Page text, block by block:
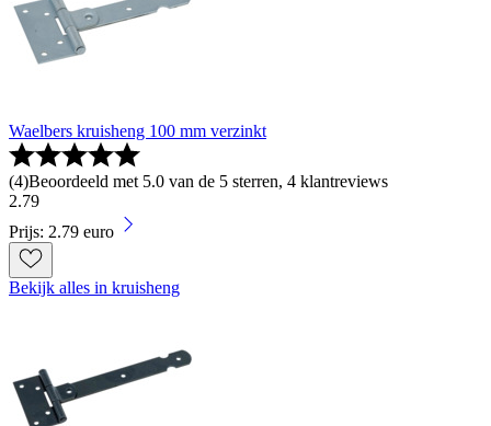
Waelbers kruisheng 100 mm verzinkt
(4)Beoordeeld met 5.0 van de 5 sterren, 4 klantreviews
2.79
Prijs: 2.79 euro
Bekijk alles in kruisheng